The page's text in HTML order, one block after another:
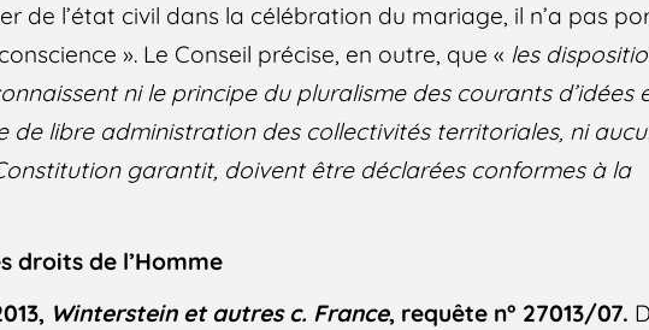
de l’état civil dans la célébration du mariage, il n’a pas
». Le Conseil précise, en outre, que « les
ni le principe du pluralisme des courants d’idées
de libre administration des collectivités territoriales, ni
garantit, doivent être déclarées conformes à la
droits de l’Homme
Winterstein et autres c. France, requête n° 27013/07.